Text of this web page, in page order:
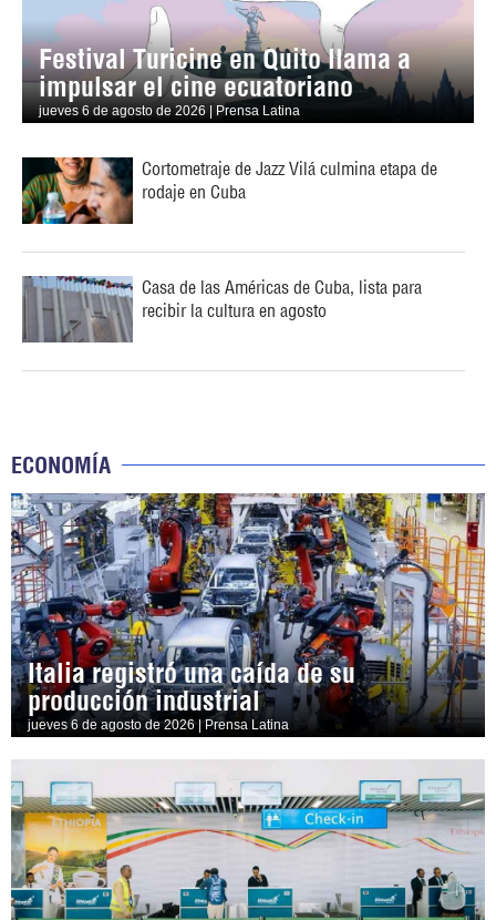
Festival Turicine en Quito llama a
impulsar el cine ecuatoriano
jueves 6 de agosto de 2026 | Prensa Latina
Cortometraje de Jazz Vilá culmina etapa de
rodaje en Cuba
Casa de las Américas de Cuba, lista para
recibir la cultura en agosto
ECONOMÍA
Italia registró una caída de su
producción industrial
jueves 6 de agosto de 2026 | Prensa Latina